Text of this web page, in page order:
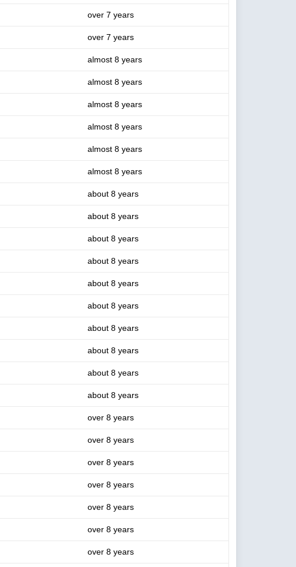
over 7 years
over 7 years
almost 8 years
almost 8 years
almost 8 years
almost 8 years
almost 8 years
almost 8 years
about 8 years
about 8 years
about 8 years
about 8 years
about 8 years
about 8 years
about 8 years
about 8 years
about 8 years
about 8 years
over 8 years
over 8 years
over 8 years
over 8 years
over 8 years
over 8 years
over 8 years